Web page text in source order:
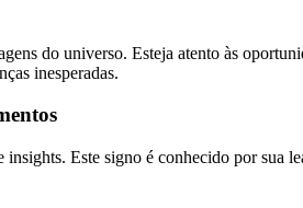
do universo. Esteja atento às
inesperadas.
Este signo é conhecido por sua